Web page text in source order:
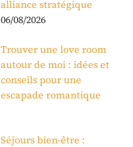
alliance stratégique
06/08/2026
Trouver une love room
autour de moi : idées et
conseils pour une
escapade romantique
Séjours bien-être :